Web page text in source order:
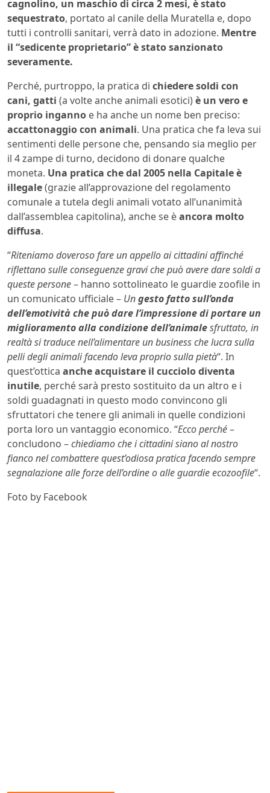
cagnolino, un maschio di circa 2 mesi, è stato
sequestrato, portato al canile della Muratella e, dopo
tutti i controlli sanitari, verrà dato in adozione. Mentre
il “sedicente proprietario” è stato sanzionato
severamente.
Perché, purtroppo, la pratica di chiedere soldi con
cani, gatti (a volte anche animali esotici)è un vero e
proprio inganno e ha anche un nome ben preciso:
accattonaggio con animali. Una pratica che fa leva sui
sentimenti delle persone che, pensando sia meglio per
il 4 zampe di turno, decidono di donare qualche
moneta. Una pratica che dal 2005 nella Capitale è
illegale(grazie all’approvazione del regolamento
comunale a tutela degli animali votato all’unanimità
dall’assemblea capitolina), anche se èancora molto
diffusa.
“Riteniamo doveroso fare un appello ai cittadini affinché
riflettano sulle conseguenze gravi che può avere dare soldi a
queste persone– hanno sottolineato le guardie zoofile in
un comunicato ufficiale – Ungesto fatto sull’onda
dell’emotività che può dare l’impressione di portare un
miglioramento alla condizione dell’animalesfruttato, in
realtà si traduce nell’alimentare un business che lucra sulla
pelli degli animali facendo leva proprio sulla pietà“. In
quest’ottica anche acquistare il cucciolo diventa
inutile, perché sarà presto sostituito da un altro e i
soldi guadagnati in questo modo convincono gli
sfruttatori che tenere gli animali in quelle condizioni
porta loro un vantaggio economico. “Ecco perché–
concludono –chiediamo che i cittadini siano al nostro
fianco nel combattere quest’odiosa pratica facendo sempre
segnalazione alle forze dell’ordine o alle guardie ecozoofile“.
Foto by Facebook